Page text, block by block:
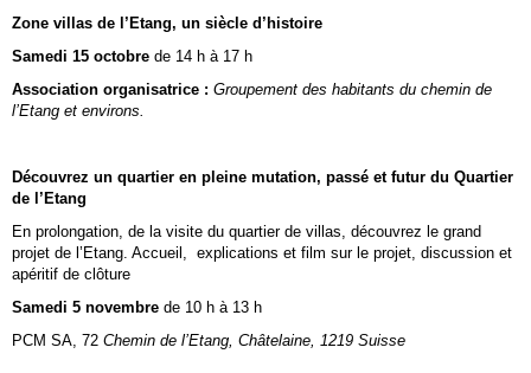
Zone villas de l’Etang, un siècle d’histoire
Samedi 15 octobre de 14 h à 17 h
Association organisatrice : Groupement des habitants du chemin de
l’Etang et environs
Découvrez un quartier en pleine mutation, passé et futur du Quartier
de l’Etang
En prolongation, de la visite du quartier de villas, découvrez le grand
projet de l’Etang. Accueil, explications et film sur le projet, discussion et
apéritif de clôture
Samedi 5 novembre de 10 h à 13 h
PCM SA, 72 Chemin de l’Etang, Châtelaine, 1219 Suisse